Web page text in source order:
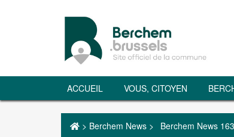
ACCUEIL VOUS, CITOYEN
> Berchem News > Berchem News 163